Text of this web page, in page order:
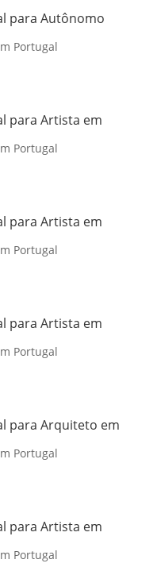
para Autônomo
Portugal
para Artista em
Portugal
para Artista em
Portugal
para Artista em
Portugal
para Arquiteto em
Portugal
para Artista em
Portugal